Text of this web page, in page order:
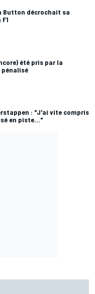
Button décrochait sa
été pris par la
: "J'ai vite compris
en piste..."